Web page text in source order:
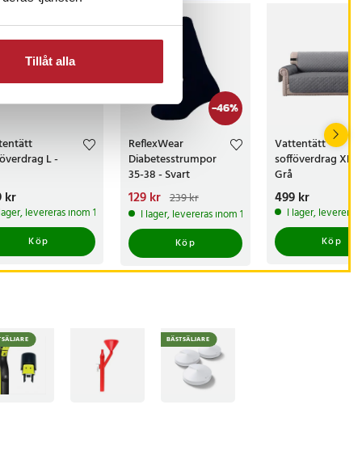
Tillåt alla
L -
:499 kr
kr
levereras inom 1-2 vardagar
Köp
-46%
ReflexWear
Diabetesstrumpor
35-38 - Svart
Nuvarande pris
129 krTidigare pris:
239 kr
129 kr 239 kr
I lager, levereras inom 1-2 vardagar
Köp
Vattentätt
sofföverdrag XL -
Grå
Pris:499 kr
499 kr
I lager,
Köp
BÄSTSÄLJARE